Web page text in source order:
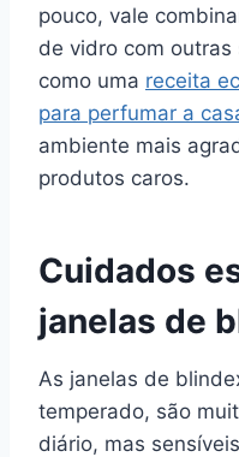
pouco, vale
de vidro com outras
como uma receita
para perfumar a
ambiente mais
produtos caros.
Cuidados
janelas de
As janelas de
temperado, são
diário, mas